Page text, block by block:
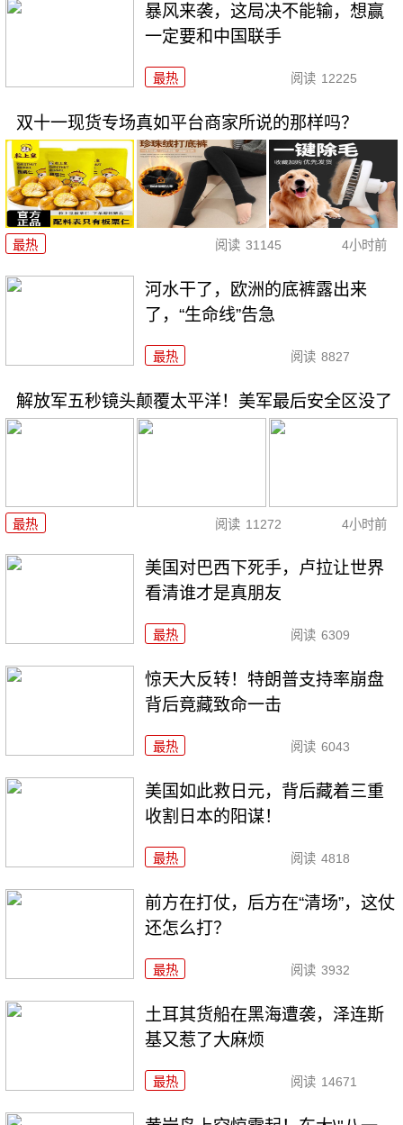
暴风来袭，这局决不能输，想赢
一定要和中国联手
最热 阅读 12225
双十一现货专场真如平台商家所说的那样吗？
最热 阅读 31145 4小时前
河水干了，欧洲的底裤露出来
了，“生命线”告急
最热 阅读 8827
解放军五秒镜头颠覆太平洋！美军最后安全区没了
最热 阅读 11272 4小时前
美国对巴西下死手，卢拉让世界
看清谁才是真朋友
最热 阅读 6309
惊天大反转！特朗普支持率崩盘
背后竟藏致命一击
最热 阅读 6043
美国如此救日元，背后藏着三重
收割日本的阳谋！
最热 阅读 4818
前方在打仗，后方在“清场”，这仗
还怎么打？
最热 阅读 3932
土耳其货船在黑海遭袭，泽连斯
基又惹了大麻烦
最热 阅读 14671